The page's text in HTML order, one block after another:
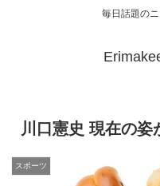
毎日話題の
川口憲史 現在の姿
スポーツ